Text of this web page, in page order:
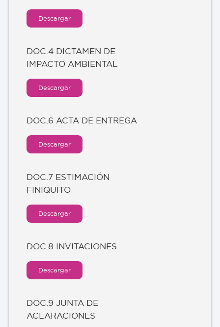
Descargar
DOC.4 DICTAMEN DE
IMPACTO AMBIENTAL
Descargar
DOC.6 ACTA DE ENTREGA
Descargar
DOC.7 ESTIMACIÓN
FINIQUITO
Descargar
DOC.8 INVITACIONES
Descargar
DOC.9 JUNTA DE
ACLARACIONES